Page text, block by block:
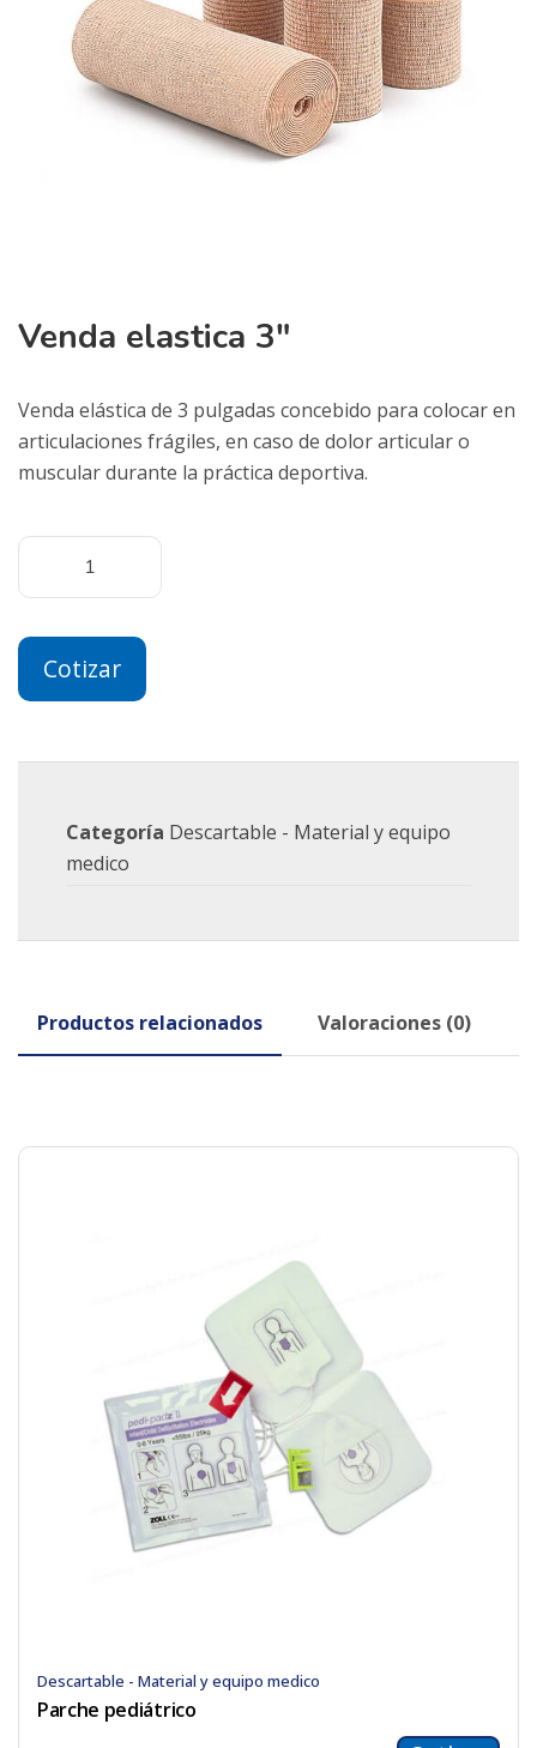
Venda elastica 3″
Venda elástica de 3 pulgadas concebido para colocar en
articulaciones frágiles, en caso de dolor articular o
muscular durante la práctica deportiva.
Cotizar
Categoría Descartable - Material y equipo
medico
Productos relacionados Valoraciones (0)
Descartable - Material y equipo medico
Parche pediátrico